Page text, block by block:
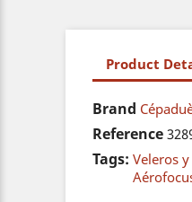
Product
Brand
Reference
Tags: Veleros